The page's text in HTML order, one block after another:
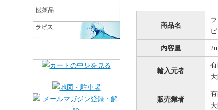
商品名
内容量
輸入元者
販売業者